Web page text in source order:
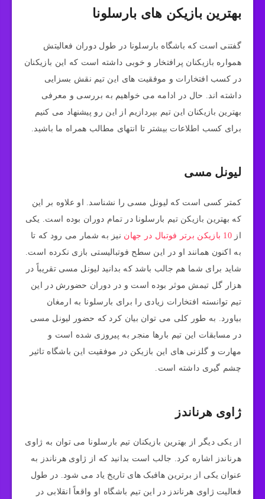
بهترین بازیکن های بارسلونا
گفتنی است که باشگاه بارسلونا در طول دوران فعالیتش
همواره بازیکنان پرافتخار و خوبی داشته است که این بازیکنان
در کسب افتخارات و موفقیت‌ های این تیم نقش بسزایی
داشته اند. حال در ادامه می‌ خواهیم به بررسی و معرفی
بهترین بازیکنان این تیم بپردازیم از این رو پیشنهاد می‌ کنیم
برای کسب اطلاعات بیشتر تا انتهای مطالب همراه ما باشید.
لیونل مسی
کمتر کسی است که لیونل مسی را نشناسد. او علاوه بر این
که بهترین بازیکن تیم بارسلونا در تمام دوران بوده است. یکی
از 10 بازیکن برتر فوتبال در جهان
نیز به شمار می‌ رود که تا
به اکنون همانند او در این سطح فوتبالیستی بازی نکرده است.
شاید برای شما هم جالب باشد که بدانید لیونل مسی تقریباً در
هزار گل تیمش موثر بوده است و در دوران حضورش در این
تیم توانسته افتخارات زیادی را برای بارسلونا به ارمغان
بیاورد. به طور کلی می‌ توان بیان کرد که حضور لیونل مسی
در مسابقات این تیم بارها منجر به پیروزی شده است و
مهارت و گلزنی‌ های این بازیکن در موفقیت این باشگاه تاثیر
چشم گیری داشته است.
ژاوی هرناندز
از یکی دیگر از بهترین بازیکنان تیم بارسلونا می‌ توان به ژاوی
هرناندز اشاره کرد. جالب است بدانید که از ژاوی هرناندز به
عنوان یکی از برترین هافبک‌ های تاریخ یاد می‌ شود. در طول
فعالیت ژاوی هرناندز در این تیم باشگاه او واقعاً انقلابی در